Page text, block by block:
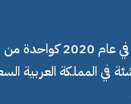
تم تصنيف Pi Flow في عام 2020 كواحدة من
ناشئة في المملكة العربية